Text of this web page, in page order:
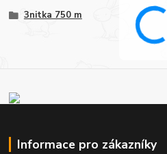
3nitka 750 m
Informace pro zákazníky